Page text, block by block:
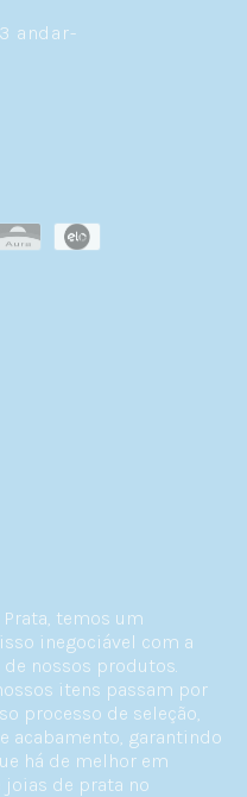
Prata, temos um
inegociável com a
nossos produtos.
itens passam por
processo de seleção,
acabamento, garantindo
há de melhor em
joias de prata no
andar-